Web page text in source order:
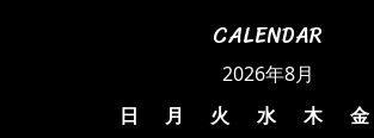
CALENDAR
2026年8月
日
月 火 水 木 金